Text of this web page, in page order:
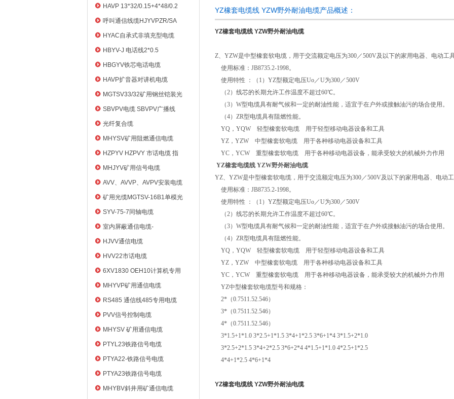
HAVP 13*32/0.15+4*48/0.2
呼叫通信线缆HJYVPZR/SA
HYAC自承式非填充型电缆
HBYV-J 电话线2*0.5
HBGYV铁芯电话电缆
HAVP扩音器对讲机电缆
MGTSV33/32矿用钢丝铠装光
缆
SBVPV电缆 SBVPV广播线
光纤复合缆
MHYSV矿用阻燃通信电缆
HZPYV HZPVY 市话电缆 指
令通信线
MHJYV矿用信号电缆
AVV、AVVP、AVPV安装电缆
矿用光缆MGTSV-16B1单模光
纤
SYV-75-7同轴电缆
室内屏蔽通信电缆-
HYVP_HYYP
HJVV通信电缆
HVV22市话电缆
6XV1830 OEH10计算机专用
电缆
MHYVP矿用通信电缆
RS485 通信线485专用电缆
PVV信号控制电缆
MHYSV 矿用通信电缆
PTYL23铁路信号电缆
PTYA22-铁路信号电缆
PTYA23铁路信号电缆
MHYBV斜井用矿通信电缆
YZ橡套电缆线 YZW野外耐油电缆产品概述：
YZ橡套电缆线 YZW野外耐油电缆
Z、YZW是中型橡套软电缆，用于交流额定电压为300／500V及以下的家用电器、电动工
使用标准：JB8735.2-1998。
使用特性 ：（1）YZ型额定电压Uo／U为300／500V
（2）线芯的长期允许工作温度不超过60℃。
（3）W型电缆具有耐气候和一定的耐油性能，适宜于在户外或接触油污的场合使用。
（4）ZR型电缆具有阻燃性能。
YQ，YQW 轻型橡套软电缆 用于轻型移动电器设备和工具
YZ，YZW 中型橡套软电缆 用于各种移动电器设备和工具
YC，YCW 重型橡套软电缆 用于各种移动电器设备，能承受较大的机械外力作用
YZ橡套电缆线 YZW野外耐油电缆
YZ、YZW是中型橡套软电缆，用于交流额定电压为300／500V及以下的家用电器、电动
使用标准：JB8735.2-1998。
使用特性 ：（1）YZ型额定电压Uo／U为300／500V
（2）线芯的长期允许工作温度不超过60℃。
（3）W型电缆具有耐气候和一定的耐油性能，适宜于在户外或接触油污的场合使用。
（4）ZR型电缆具有阻燃性能。
YQ，YQW 轻型橡套软电缆 用于轻型移动电器设备和工具
YZ，YZW 中型橡套软电缆 用于各种移动电器设备和工具
YC，YCW 重型橡套软电缆 用于各种移动电器设备，能承受较大的机械外力作用
YZ中型橡套软电缆型号和规格：
2*（0.7511.52.546）
3*（0.7511.52.546）
4*（0.7511.52.546）
3*1.5+1*1.0 3*2.5+1*1.5 3*4+1*2.5 3*6+1*4 3*1.5+2*1.0
3*2.5+2*1.5 3*4+2*2.5 3*6+2*4 4*1.5+1*1.0 4*2.5+1*2.5
4*4+1*2.5 4*6+1*4
YZ橡套电缆线 YZW野外耐油电缆